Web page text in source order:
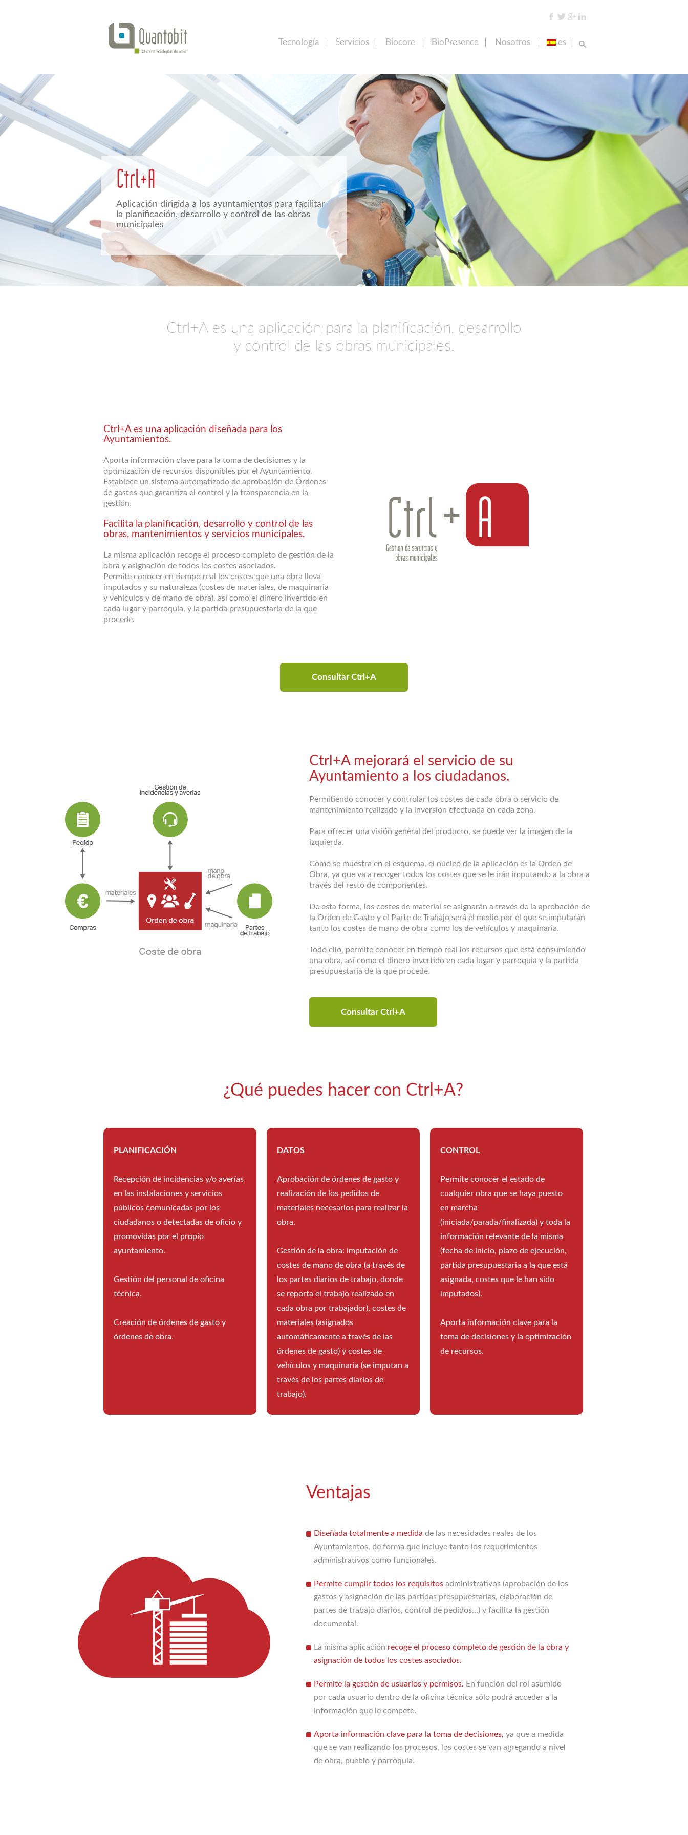
Tecnología Servicios
Factoría de Software
Consultoría
Biocore BioPresence Nosotros es
Ctrl+A
Aplicación dirigida a los ayuntamientos para facilitar
la planificación, desarrollo y control de las obras
municipales
Ctrl+A es una aplicación para la planificación, desarrollo
y control de las obras municipales.
Ctrl+A es una aplicación diseñada para los
Ayuntamientos.
Aporta información clave para la toma de decisiones y la
optimización de recursos disponibles por el Ayuntamiento.
Establece un sistema automatizado de aprobación de Órdenes
de gastos que garantiza el control y la transparencia en la
gestión.
Facilita la planificación, desarrollo y control de las
obras, mantenimientos y servicios municipales.
La misma aplicación recoge el proceso completo de gestión de la
obra y asignación de todos los costes asociados.
Permite conocer en tiempo real los costes que una obra lleva
imputados y su naturaleza (costes de materiales, de maquinaria
y vehículos y de mano de obra), así como el dinero invertido en
cada lugar y parroquia, y la partida presupuestaria de la que
procede.
Consultar Ctrl+A
Ctrl+A mejorará el servicio de su
Ayuntamiento a los ciudadanos.
Permitiendo conocer y controlar los costes de cada obra o servicio de
mantenimiento realizado y la inversión efectuada en cada zona.
Para ofrecer una visión general del producto, se puede ver la imagen de la
izquierda.
Como se muestra en el esquema, el núcleo de la aplicación es la Orden de
Obra, ya que va a recoger todos los costes que se le irán imputando a la obra a
través del resto de componentes.
De esta forma, los costes de material se asignarán a través de la aprobación de
la Orden de Gasto y el Parte de Trabajo será el medio por el que se imputarán
tanto los costes de mano de obra como los de vehículos y maquinaria.
Todo ello, permite conocer en tiempo real los recursos que está consumiendo
una obra, así como el dinero invertido en cada lugar y parroquia y la partida
presupuestaria de la que procede.
Consultar Ctrl+A
¿Qué puedes hacer con Ctrl+A?
PLANIFICACIÓN
Recepción de incidencias y/o averías
en las instalaciones y servicios
públicos comunicadas por los
ciudadanos o detectadas de oficio y
promovidas por el propio
ayuntamiento.
Gestión del personal de oficina
técnica.
Creación de órdenes de gasto y
órdenes de obra.
DATOS
Aprobación de órdenes de gasto y
realización de los pedidos de
materiales necesarios para realizar la
obra.
Gestión de la obra: imputación de
costes de mano de obra (a través de
los partes diarios de trabajo, donde
se reporta el trabajo realizado en
cada obra por trabajador), costes de
materiales (asignados
automáticamente a través de las
órdenes de gasto) y costes de
vehículos y maquinaria (se imputan a
través de los partes diarios de
trabajo).
CONTROL
Permite conocer el estado de
cualquier obra que se haya puesto
en marcha
(iniciada/parada/finalizada) y toda la
información relevante de la misma
(fecha de inicio, plazo de ejecución,
partida presupuestaria a la que está
asignada, costes que le han sido
imputados).
Aporta información clave para la
toma de decisiones y la optimización
de recursos.
Ventajas
Diseñada totalmente a medida de las necesidades reales de los
Ayuntamientos, de forma que incluye tanto los requerimientos
administrativos como funcionales.
Permite cumplir todos los requisitos administrativos (aprobación de los
gastos y asignación de las partidas presupuestarias, elaboración de
partes de trabajo diarios, control de pedidos…) y facilita la gestión
documental.
La misma aplicación recoge el proceso completo de gestión de la obra y
asignación de todos los costes asociados.
Permite la gestión de usuarios y permisos. En función del rol asumido
por cada usuario dentro de la oficina técnica sólo podrá acceder a la
información que le compete.
Aporta información clave para la toma de decisiones, ya que a medida
que se van realizando los procesos, los costes se van agregando a nivel
de obra, pueblo y parroquia.